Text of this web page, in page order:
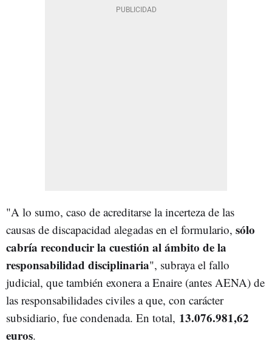
"A lo sumo, caso de acreditarse la incerteza de las
causas de discapacidad alegadas en el formulario, sólo
cabría reconducir la cuestión al ámbito de la
responsabilidad disciplinaria", subraya el fallo
judicial, que también exonera a Enaire (antes AENA) de
las responsabilidades civiles a que, con carácter
subsidiario, fue condenada. En total, 13.076.981,62
euros.